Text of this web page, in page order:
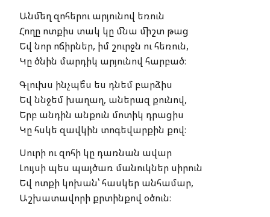
Անմեղ զոհերու արյունով եռուն
Հողը ոտքիս տակ կը մնա միշտ թաց
Եվ նոր ոճիրներ, իմ շուրջն ու հեռուն,
Կը ծնին մարդիկ արյունով հարբած։
Գլուխս ինչպե՞ս ես դնեմ բարձիս
Եվ ննջեմ խաղաղ, աներազ քունով,
Երբ անդին անքուն մոտիկ դրացիս
Կը հսկե զավկին տոգեվարքին քով։
Սուրի ու զոհի կը դառնան ավար
Լույսի պես պայծառ մանուկներ սիրուն
Եվ ոտքի կոխան՝ հասկեր անհամար,
Աշխատավորի քրտինքով օծուն։